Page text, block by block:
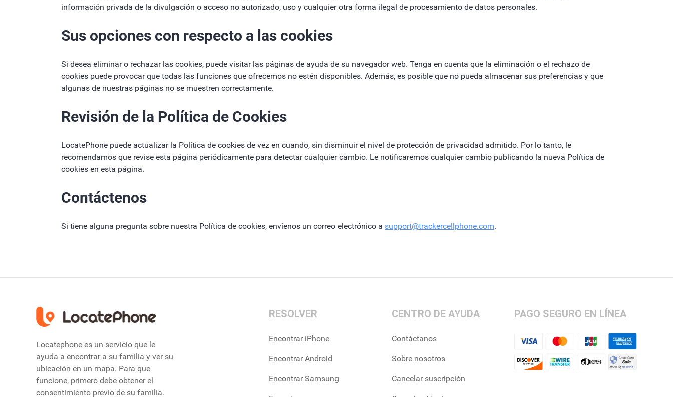
información privada de la divulgación o acceso no autorizado, uso y cualquier otra forma ilegal de procesamiento de datos personales.
Sus opciones con respecto a las cookies
Si desea eliminar o rechazar las cookies, puede visitar las páginas de ayuda de su navegador web. Tenga en cuenta que la eliminación o el rechazo de
cookies puede provocar que todas las funciones que ofrecemos no estén disponibles. Además, es posible que no pueda almacenar sus preferencias y que
algunas de nuestras páginas no se muestren correctamente.
Revisión de la Política de Cookies
LocatePhone puede actualizar la Política de cookies de vez en cuando, sin disminuir el nivel de protección de privacidad admitido. Por lo tanto, le
recomendamos que revise esta página periódicamente para detectar cualquier cambio. Le notificaremos cualquier cambio publicando la nueva Política de
cookies en esta página.
Contáctenos
Si tiene alguna pregunta sobre nuestra Política de cookies, envíenos un correo electrónico a support@trackercellphone.com.
Locatephone es un servicio que le
ayuda a encontrar a su familia y ver su
ubicación en un mapa. Para que
funcione, primero debe obtener el
consentimiento previo de su familia.
RESOLVER
Encontrar iPhone
Encontrar Android
Encontrar Samsung
CENTRO DE AYUDA
Contáctanos
Sobre nosotros
Cancelar suscripción
PAGO SEGURO EN LÍNEA